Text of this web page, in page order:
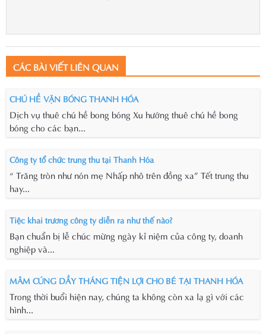
CÁC BÀI VIẾT LIÊN QUAN
CHÚ HỀ VẶN BÓNG THANH HÓA
Dịch vụ thuê chú hề bong bóng Xu hướng thuê chú hề bong
bóng cho các bạn...
Công ty tổ chức trung thu tại Thanh Hóa
“ Trăng tròn như nón mẹ Nhấp nhô trên đồng xa” Tết trung thu
hay...
Tiệc khai trương công ty diễn ra như thế nào?
Bạn chuẩn bị lễ chúc mừng ngày kỉ niệm của công ty, doanh
nghiệp và...
MÂM CÚNG DẦY THÁNG TIỆN LỢI CHO BÉ TẠI THANH HÓA
Trong thời buổi hiện nay, chúng ta không còn xa lạ gì với các
hình...